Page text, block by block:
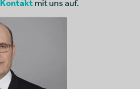
Kontaktmit uns auf.